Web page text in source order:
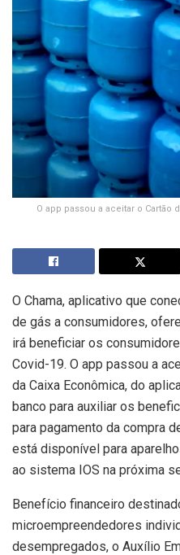
O app passou a aceitar o Cartão
O Chama, aplicativo que
de gás a consumidores,
irá beneficiar os
Covid-19. O app passou a
da Caixa Econômica, do
banco para auxiliar os
para pagamento da compra
está disponível para
ao sistema IOS na próxima
Benefício financeiro
microempreendedores
desempregados, o Auxílio